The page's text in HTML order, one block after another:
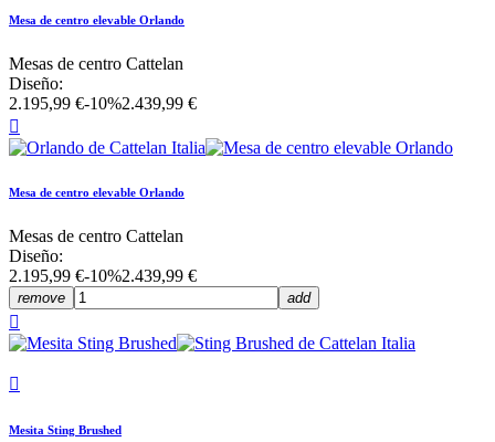
Mesa de centro elevable Orlando
Mesas de centro Cattelan
Diseño:
2.195,99 €-10%2.439,99 €

Mesa de centro elevable Orlando
Mesas de centro Cattelan
Diseño:
2.195,99 €-10%2.439,99 €
remove add


Mesita Sting Brushed